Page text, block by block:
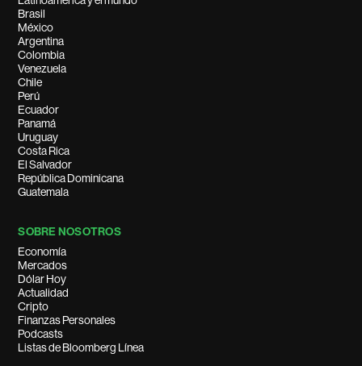
Brasil
México
Argentina
Colombia
Venezuela
Chile
Perú
Ecuador
Panamá
Uruguay
Costa Rica
El Salvador
República Dominicana
Guatemala
SOBRE NOSOTROS
Economía
Mercados
Dólar Hoy
Actualidad
Cripto
Finanzas Personales
Podcasts
Listas de Bloomberg Línea